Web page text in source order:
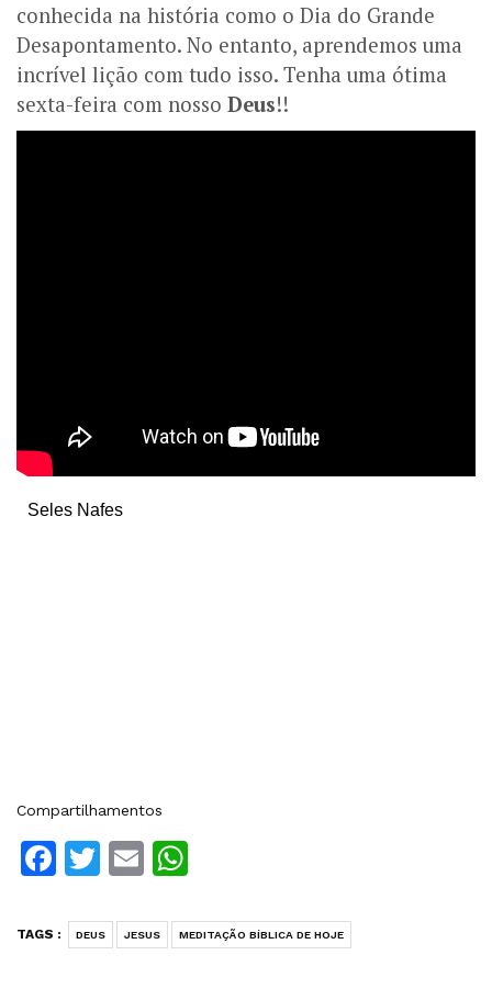
conhecida na história como o Dia do Grande
Desapontamento. No entanto, aprendemos uma
incrível lição com tudo isso. Tenha uma ótima
sexta-feira com nosso Deus!!
Seles Nafes
Compartilhamentos
Facebook
Twitter
Email
TAGS : DEUS JESUS MEDITAÇÃO BÍBLICA DE HOJE